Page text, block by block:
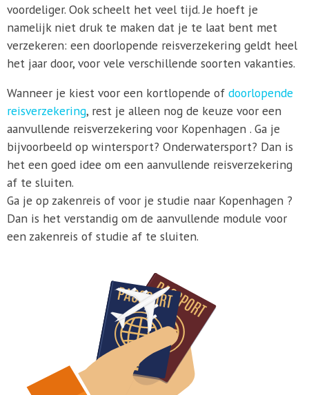
voordeliger. Ook scheelt het veel tijd. Je hoeft je
namelijk niet druk te maken dat je te laat bent met
verzekeren: een doorlopende reisverzekering geldt heel
het jaar door, voor vele verschillende soorten vakanties.
Wanneer je kiest voor een kortlopende of doorlopende
reisverzekering, rest je alleen nog de keuze voor een
aanvullende reisverzekering voor Kopenhagen . Ga je
bijvoorbeeld op wintersport? Onderwatersport? Dan is
het een goed idee om een aanvullende reisverzekering
af te sluiten.
Ga je op zakenreis of voor je studie naar Kopenhagen ?
Dan is het verstandig om de aanvullende module voor
een zakenreis of studie af te sluiten.